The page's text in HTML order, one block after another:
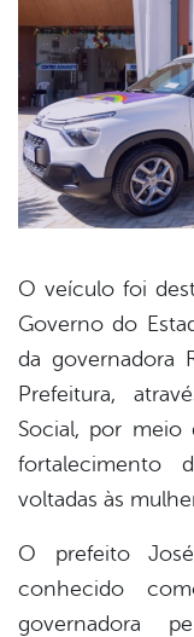
O veículo foi
Governo do
da governadora
Prefeitura,
Social, por meio
fortalecimento
voltadas às
O prefeito
conhecido
governadora